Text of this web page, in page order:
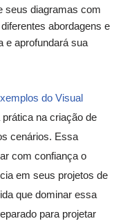
seus diagramas com
abordagens e
e aprofundará sua
do Visual
na criação de
cenários. Essa
com confiança o
em seus projetos de
que dominar essa
para projetar